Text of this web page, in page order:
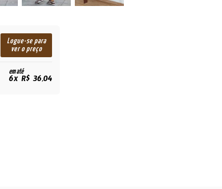
Logue-se para
ver o preço
em até
6x R$ 36,04